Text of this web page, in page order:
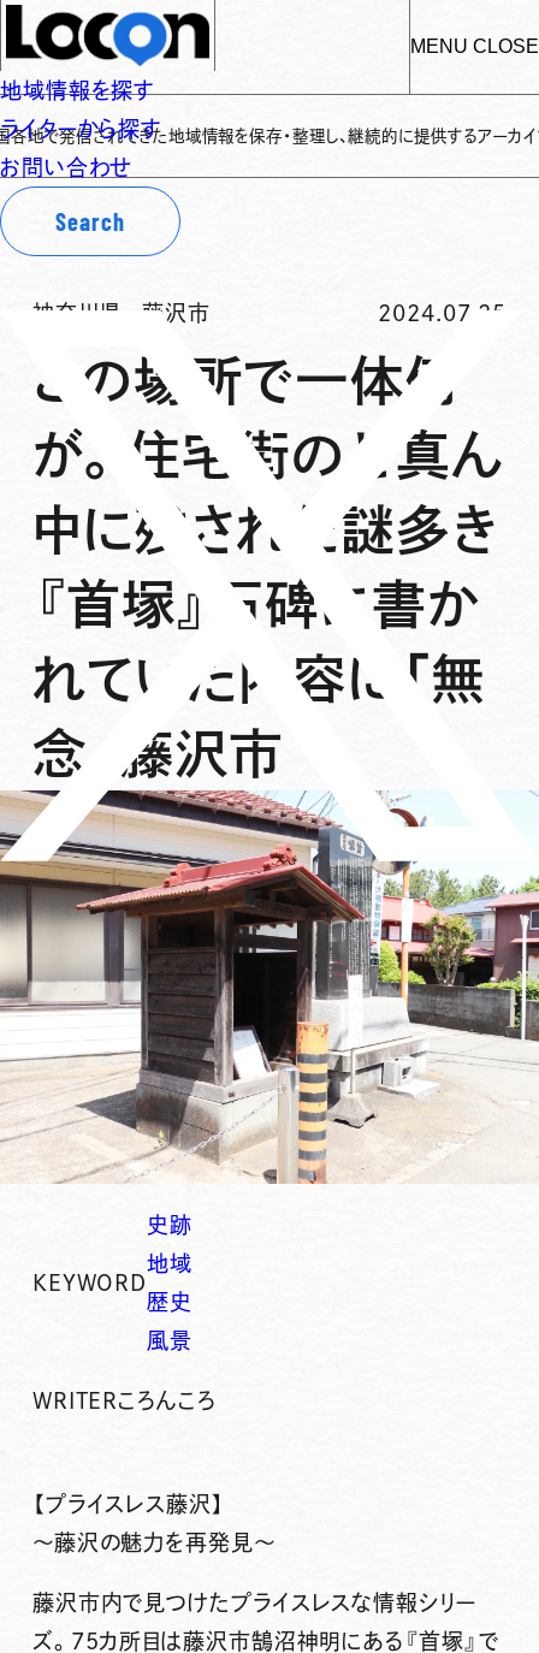
MENU CLOSE
地域情報を探す
ライターから探す
お問い合わせ
Search
れてきた地域情報を保存・整理し、継続的に提供するアーカイブサイトです
神奈川県 藤沢市 2024.07.25
この場所で一体何
が。住宅街のど真ん
中に残された謎多き
『首塚』石碑に書か
れていた内容に「無
念」藤沢市
KEYWORD
史跡
地域
歴史
風景
WRITERころんころ
【プライスレス藤沢】
～藤沢の魅力を再発見～
藤沢市内で見つけたプライスレスな情報シリー
ズ。75カ所目は藤沢市鵠沼神明 にある 『首塚』 で